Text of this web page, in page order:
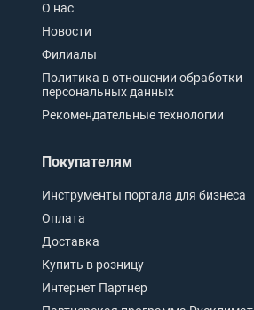
О нас
Новости
Филиалы
Политика в отношении обработки
персональных данных
Рекомендательные технологии
Покупателям
Инструменты портала для бизнеса
Оплата
Доставка
Купить в розницу
Интернет Партнер